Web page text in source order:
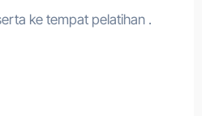
ke tempat pelatihan .